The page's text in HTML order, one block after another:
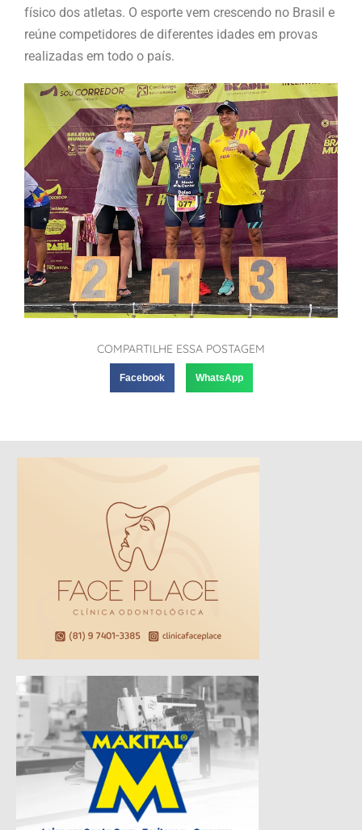
físico dos atletas. O esporte vem crescendo no Brasil e
reúne competidores de diferentes idades em provas
realizadas em todo o país.
COMPARTILHE ESSA POSTAGEM
Facebook WhatsApp